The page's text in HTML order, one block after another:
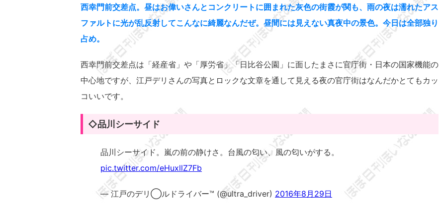
西幸門前交差点。昼はお偉いさんとコンクリートに囲まれた灰色の街霞が関も、雨の夜は濡れたアス
ファルトに光が乱反射してこんなに綺麗なんだぜ。昼間には見えない真夜中の景色。今日は全部独り
占め。
西幸門前交差点は「経産省」や「厚労省」「日比谷公園」に面したまさに官庁街・日本の国家機能の
中心地ですが、江戸デリさんの写真とロックな文章を通して見える夜の官庁街はなんだかとてもカッ
コいいです。
◇品川シーサイド
品川シーサイド。嵐の前の静けさ。台風の匂い、風の匂いがする。
pic.twitter.com/eHuxllZ7Fb
— 江戸のデリ◯ルドライバー™️ (@ultra_driver) 2016年8月29日